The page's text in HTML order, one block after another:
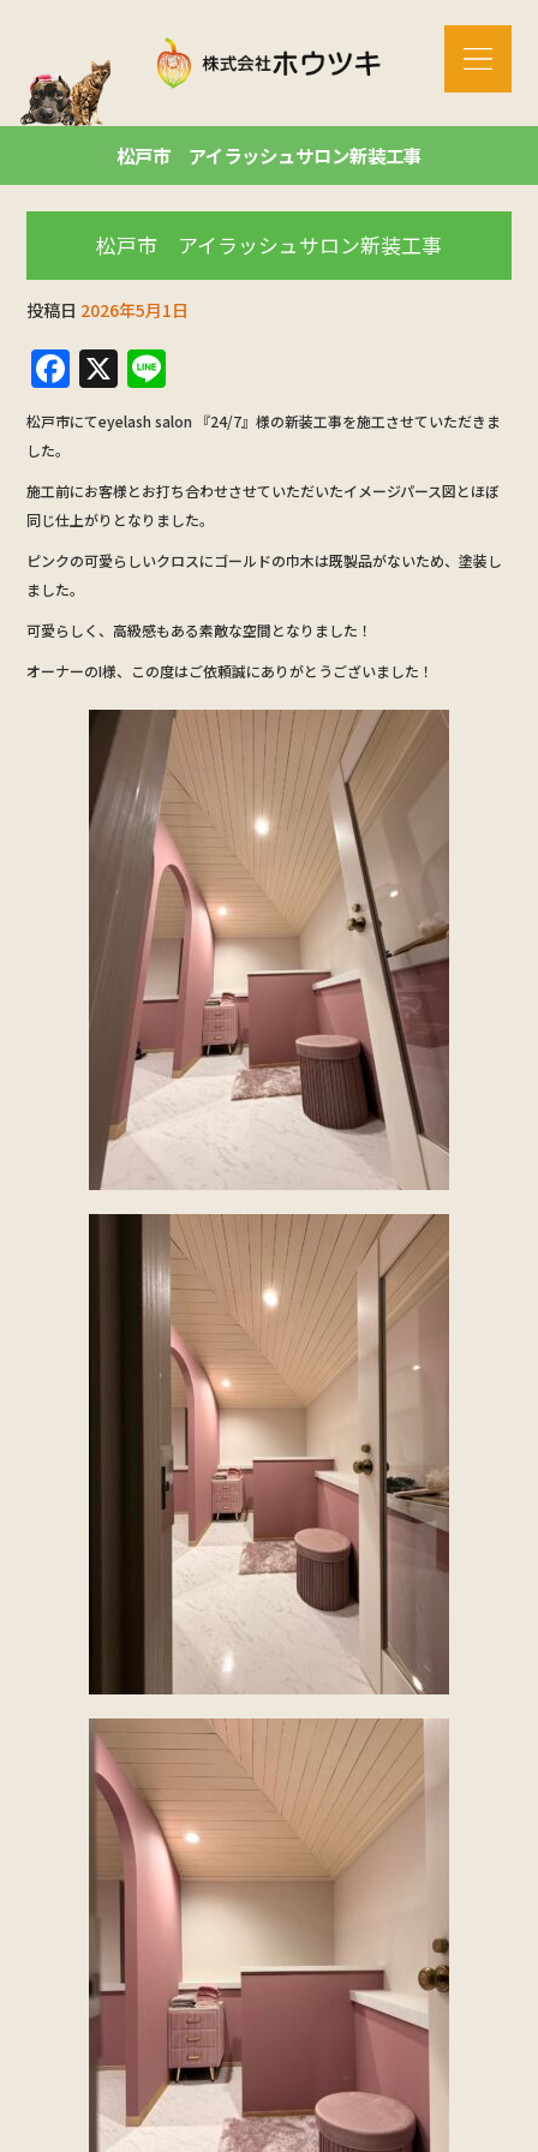
松戸市 アイラッシュサロン新装工事
松戸市 アイラッシュサロン新装工事
投稿日 2026年5月1日
F
a
c
e
b
o
o
k
X
n
e
松戸市にてeyelash salon 『24/7』様の新装工事を施工させていただきま
した。
施工前にお客様とお打ち合わせさせていただいたイメージパース図とほぼ
同じ仕上がりとなりました。
ピンクの可愛らしいクロスにゴールドの巾木は既製品がないため、塗装し
ました。
可愛らしく、高級感もある素敵な空間となりました！
オーナーのI様、この度はご依頼誠にありがとうございました！